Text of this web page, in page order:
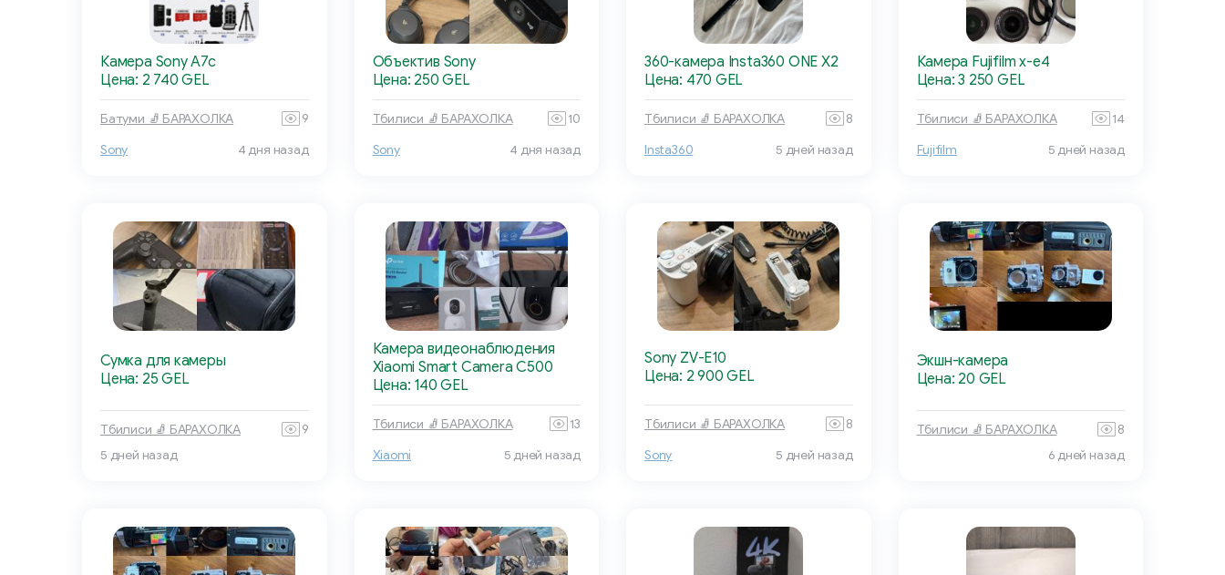
Камера Sony A7c
Цена: 2 740 GEL
Батуми 🧦 БАРАХОЛКА 9
Sony 4 дня назад
Объектив Sony
Цена: 250 GEL
Тбилиси 🧦 БАРАХОЛКА 10
Sony 4 дня назад
360-камера Insta360 ONE X2
Цена: 470 GEL
Тбилиси 🧦 БАРАХОЛКА 8
Insta360 5 дней назад
Камера Fujifilm x-e4
Цена: 3 250 GEL
Тбилиси 🧦 БАРАХОЛКА 14
Fujifilm 5 дней назад
Сумка для камеры
Цена: 25 GEL
Тбилиси 🧦 БАРАХОЛКА
9
5 дней назад
Камера видеонаблюдения
Xiaomi Smart Camera C500
Цена: 140 GEL
Тбилиси 🧦 БАРАХОЛКА 13
Xiaomi 5 дней назад
Sony ZV-E10
Цена: 2 900 GEL
Тбилиси 🧦 БАРАХОЛКА 8
Sony 5 дней назад
Экшн-камера
Цена: 20 GEL
Тбилиси 🧦 БАРАХОЛКА
8
6 дней назад